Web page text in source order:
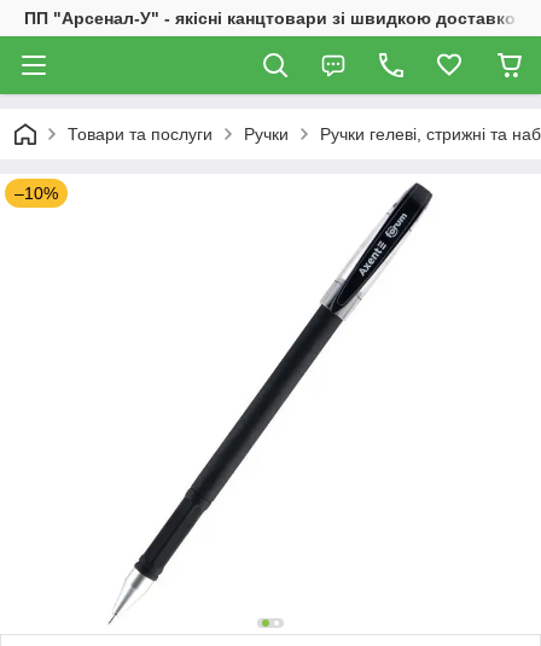
ПП "Арсенал-У" - якісні канцтовари зі швидкою доставкою
Товари та послуги Ручки Ручки гелеві, стрижні та
–10%